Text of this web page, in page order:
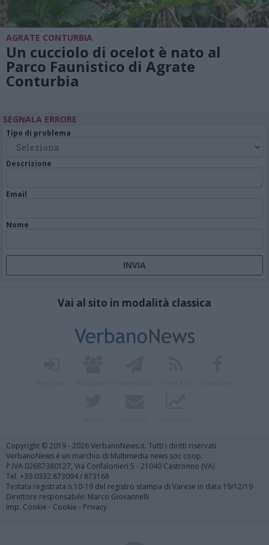
AGRATE CONTURBIA
Un cucciolo di ocelot è nato al
Parco Faunistico di Agrate
Conturbia
SEGNALA ERRORE
Tipo di problema
Descrizione
Email
Nome
Vai al sito in modalità classica
Copyright © 2019 - 2026 VerbanoNews.it. Tutti i diritti riservati
VerbanoNews è un marchio di Multimedia news soc coop.
P.IVA 02687380127, Via Confalonieri 5 - 21040 Castronno (VA)
Tel. +39.0332.873094 / 873168
Testata registrata n.10-19 del registro stampa di Varese in data 19/12/19
Direttore responsabile: Marco Giovannelli
Imp. Cookie - Cookie - Privacy